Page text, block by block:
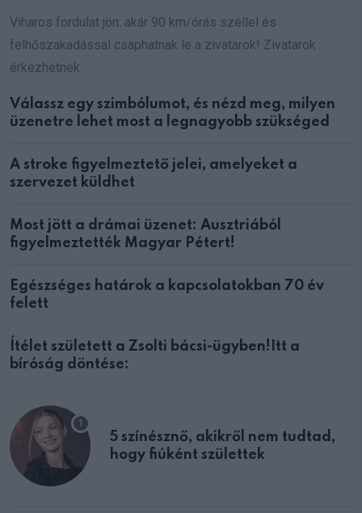
Viharos fordulat jön: akár 90 km/órás széllel és
felhőszakadással csaphatnak le a zivatarok! Zivatarok
érkezhetnek
Válassz egy szimbólumot, és nézd meg, milyen
üzenetre lehet most a legnagyobb szükséged
A stroke figyelmeztető jelei, amelyeket a
szervezet küldhet
Most jött a drámai üzenet: Ausztriából
figyelmeztették Magyar Pétert!
Egészséges határok a kapcsolatokban 70 év
felett
Ítélet született a Zsolti bácsi-ügyben!Itt a
bíróság döntése:
5 színésznő, akikről nem tudtad,
hogy fiúként születtek